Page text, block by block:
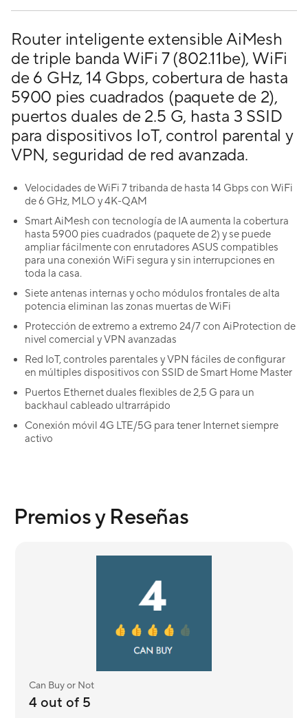
Router inteligente extensible AiMesh
de triple banda WiFi 7 (802.11be), WiFi
de 6 GHz, 14 Gbps, cobertura de hasta
5900 pies cuadrados (paquete de 2),
puertos duales de 2.5 G, hasta 3 SSID
para dispositivos IoT, control parental y
VPN, seguridad de red avanzada.
Velocidades de WiFi 7 tribanda de hasta 14 Gbps con WiFi
de 6 GHz, MLO y 4K-QAM
Smart AiMesh con tecnología de IA aumenta la cobertura
hasta 5900 pies cuadrados (paquete de 2) y se puede
ampliar fácilmente con enrutadores ASUS compatibles
para una conexión WiFi segura y sin interrupciones en
toda la casa.
Siete antenas internas y ocho módulos frontales de alta
potencia eliminan las zonas muertas de WiFi
Protección de extremo a extremo 24/7 con AiProtection de
nivel comercial y VPN avanzadas
Red IoT, controles parentales y VPN fáciles de configurar
en múltiples dispositivos con SSID de Smart Home Master
Puertos Ethernet duales flexibles de 2,5 G para un
backhaul cableado ultrarrápido
Conexión móvil 4G LTE/5G para tener Internet siempre
activo